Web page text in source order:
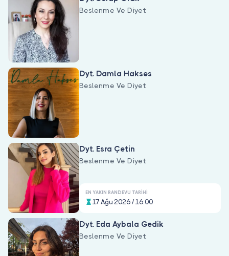
Beslenme Ve Diyet
Dyt. Damla Hakses
Beslenme Ve Diyet
Dyt. Esra Çetin
Beslenme Ve Diyet
EN YAKIN RANDEVU TARIHI
17 Ağu 2026 / 16:00
Dyt. Eda Aybala Gedik
Beslenme Ve Diyet